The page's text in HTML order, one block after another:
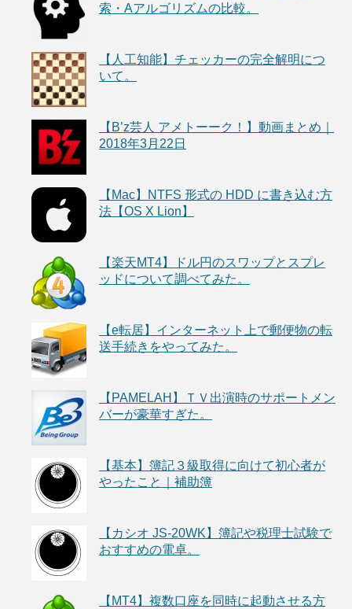
索・Aアルゴリズムの比較。
【人工知能】チェッカーの完全解明につ
いて。
【B’z芸人 アメトーーク！】動画まとめ｜
2018年3月22日
【Mac】NTFS 形式の HDD に書き込む方
法【OS X Lion】
【楽天MT4】ドル円のスワップとスプレ
ッドについて調べてみた。
【e転居】インターネット上で郵便物の転
送手続きをやってみた。
【PAMELAH】ＴＶ出演時のサポートメン
バーが豪華すぎた。
【基本】簿記３級取得に向けて初心者が
やったこと｜補助簿
【カシオ JS-20WK】簿記や税理士試験で
おすすめの電卓。
【MT4】複数口座を同時に起動させる方